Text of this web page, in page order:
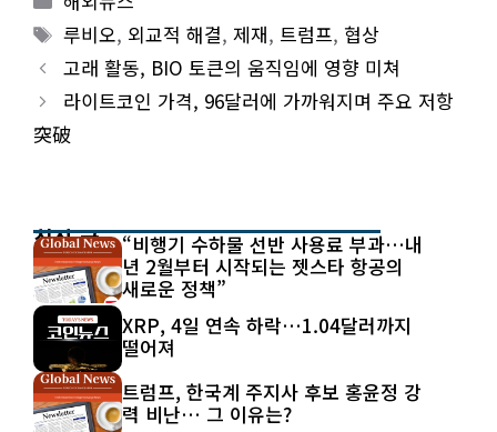
Tags
루비오, 외교적 해결,제재, 트럼프, 협상
고래 활동, BIO 토큰의 움직임에 영향 미쳐
라이트코인 가격, 96달러에 가까워지며 주요 저항
突破
최신 글
“비행기 수하물 선반 사용료 부과…내
년 2월부터 시작되는 젯스타 항공의
새로운 정책”
XRP, 4일 연속 하락…1.04달러까지
떨어져
트럼프, 한국계 주지사 후보 홍윤정 강
력 비난… 그 이유는?